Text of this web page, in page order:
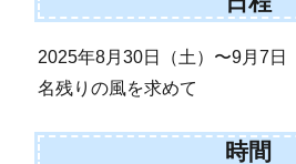
2025年8月30日（土）〜9月7日
名残りの風を求めて
時間